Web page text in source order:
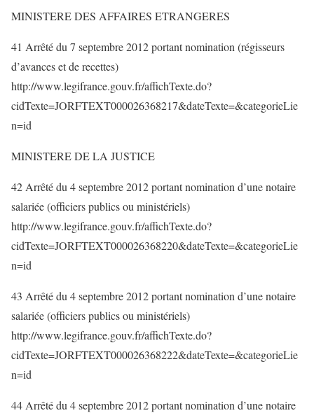
MINISTERE DES AFFAIRES ETRANGERES
41 Arrêté du 7 septembre 2012 portant nomination (régisseurs
d’avances et de recettes)
http://www.legifrance.gouv.fr/affichTexte.do?
cidTexte=JORFTEXT000026368217&dateTexte=&categorieLie
n=id
MINISTERE DE LA JUSTICE
42 Arrêté du 4 septembre 2012 portant nomination d’une notaire
salariée (officiers publics ou ministériels)
http://www.legifrance.gouv.fr/affichTexte.do?
cidTexte=JORFTEXT000026368220&dateTexte=&categorieLie
n=id
43 Arrêté du 4 septembre 2012 portant nomination d’une notaire
salariée (officiers publics ou ministériels)
http://www.legifrance.gouv.fr/affichTexte.do?
cidTexte=JORFTEXT000026368222&dateTexte=&categorieLie
n=id
44 Arrêté du 4 septembre 2012 portant nomination d’une notaire